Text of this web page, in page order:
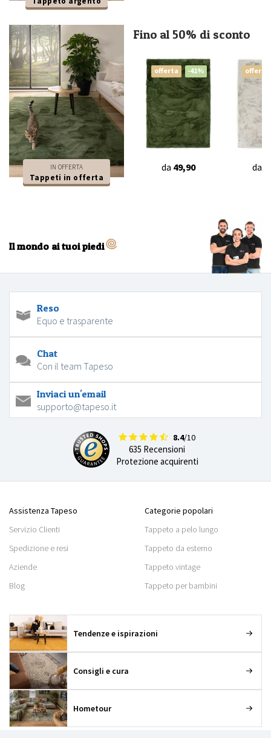
IN OFFERTA
Tappeti in offerta
Fino al 50% di sconto
offerta -41%
da 49,90
offerta
da
Il mondo ai tuoi piedi
Reso
Equo e trasparente
Chat
Con il team Tapeso
Inviaci un'email
supporto@tapeso.it
8.4/10
635 Recensioni
Protezione acquirenti
Assistenza Tapeso
Servizio Clienti
Spedizione e resi
Aziende
Blog
Categorie popolari
Tappeto a pelo lungo
Tappeto da esterno
Tappeto vintage
Tappeto per bambini
Tendenze e ispirazioni
Consigli e cura
Hometour